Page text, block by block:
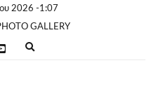
2026 -1:07
GALLERY